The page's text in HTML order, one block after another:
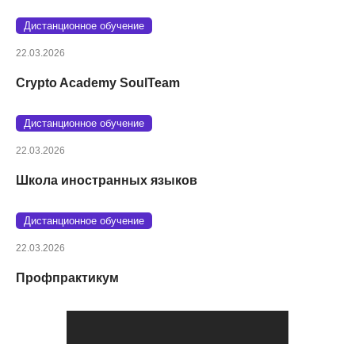
Дистанционное обучение
22.03.2026
Crypto Academy SoulTeam
Дистанционное обучение
22.03.2026
Школа иностранных языков
Дистанционное обучение
22.03.2026
Профпрактикум